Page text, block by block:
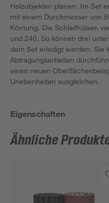
Holzobjekten planen. Im Set
mit einem Durchmesser von
Körnung. Die Schleifhülsen
und 240. So können drei
dem Set erledigt werden. Sie
Abtragungsarbeiten
einen neuen
Unebenheiten ausgleichen.
Eigenschaften
Ähnliche